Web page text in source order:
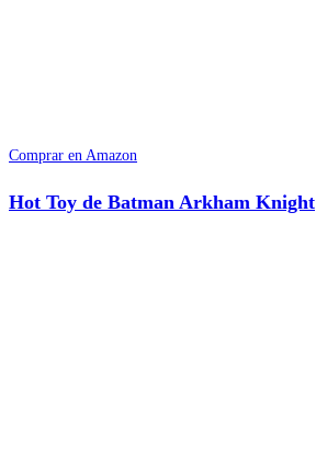
Comprar en Amazon
Hot Toy de Batman Arkham Knight